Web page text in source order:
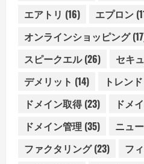
エアトリ (16) エプロン
オンラインショッピング
スピークエル(26) セキ
デメリット (14) トレンド
ドメイン取得(23) ドメ
ドメイン管理 (35) ニュ
ファクタリング(23) フ